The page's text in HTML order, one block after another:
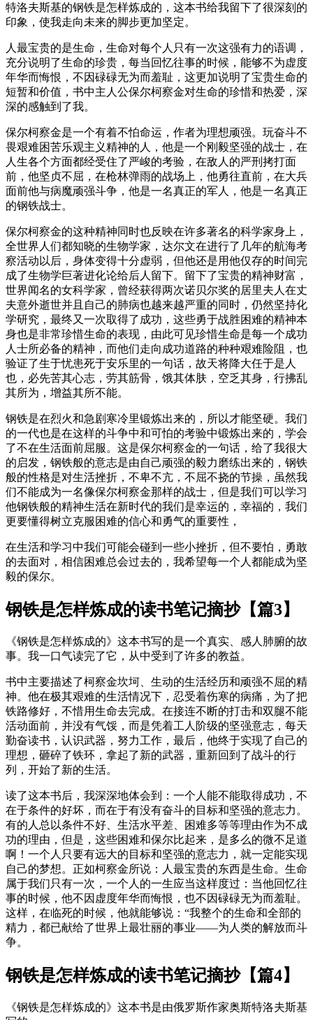
特洛夫斯基的钢铁是怎样炼成的，这本书给我留下了很深刻的
印象，使我走向未来的脚步更加坚定。
人最宝贵的是生命，生命对每个人只有一次这强有力的语调，
充分说明了生命的珍贵，每当回忆往事的时候，能够不为虚度
年华而悔恨，不因碌碌无为而羞耻，这更加说明了宝贵生命的
短暂和价值，书中主人公保尔柯察金对生命的珍惜和热爱，深
深的感触到了我。
保尔柯察金是一个有着不怕命运，作者为理想顽强。玩奋斗不
畏艰难困苦乐观主义精神的人，他是一个刚毅坚强的战士，在
人生各个方面都经受住了严峻的考验，在敌人的严刑拷打面
前，他坚贞不屈，在枪林弹雨的战场上，他勇往直前，在大兵
面前他与病魔顽强斗争，他是一名真正的军人，他是一名真正
的钢铁战士。
保尔柯察金的这种精神同时也反映在许多著名的科学家身上，
全世界人们都知晓的生物学家，达尔文在进行了几年的航海考
察活动以后，身体变得十分虚弱，但他还是用他仅存的时间完
成了生物学巨著进化论给后人留下。留下了宝贵的精神财富，
世界闻名的女科学家，曾经获得两次诺贝尔奖的居里夫人在丈
夫意外逝世并且自己的肺病也越来越严重的同时，仍然坚持化
学研究，最终又一次取得了成功，这些勇于战胜困难的精神本
身也是非常珍惜生命的表现，由此可见珍惜生命是每一个成功
人士所必备的精神，而他们走向成功道路的种种艰难险阻，也
验证了生于忧患死于安乐里的一句话，故天将降大任于是人
也，必先苦其心志，劳其筋骨，饿其体肤，空乏其身，行拂乱
其所为，增益其所不能。
钢铁是在烈火和急剧寒冷里锻炼出来的，所以才能坚硬。我们
的一代也是在这样的斗争中和可怕的考验中锻炼出来的，学会
了不在生活面前屈服。这是保尔柯察金的一句话，给了我很大
的启发，钢铁般的意志是由自己顽强的毅力磨练出来的，钢铁
般的性格是对生活挫折，不卑不亢，不屈不挠的节操，虽然我
们不能成为一名像保尔柯察金那样的战士，但是我们可以学习
他钢铁般的精神生活在新时代的我们是幸运的，幸福的，我们
更要懂得树立克服困难的信心和勇气的重要性，
在生活和学习中我们可能会碰到一些小挫折，但不要怕，勇敢
的去面对，相信困难总会过去的，我希望每一个人都能成为坚
毅的保尔。
钢铁是怎样炼成的读书笔记摘抄【篇3】
《钢铁是怎样炼成的》这本书写的是一个真实、感人肺腑的故
事。我一口气读完了它，从中受到了许多的教益。
书中主要描述了柯察金坎坷、生动的生活经历和顽强不屈的精
神。他在极其艰难的生活情况下，忍受着伤寒的病痛，为了把
铁路修好，不惜用生命去完成。在接连不断的打击和双腿不能
活动面前，并没有气馁，而是凭着工人阶级的坚强意志，每天
勤奋读书，认识武器，努力工作，最后，他终于实现了自己的
理想，砸碎了铁环，拿起了新的武器，重新回到了战斗的行
列，开始了新的生活。
读了这本书后，我深深地体会到：一个人能不能取得成功，不
在于条件的好坏，而在于有没有奋斗的目标和坚强的意志力。
有的人总以条件不好、生活水平差、困难多等等理由作为不成
功的理由，但是，这些困难和保尔比起来，是多么的微不足道
啊！一个人只要有远大的目标和坚强的意志力，就一定能实现
自己的梦想。正如柯察金所说：人最宝贵的东西是生命。生命
属于我们只有一次，一个人的一生应当这样度过：当他回忆往
事的时候，他不因虚度年华而悔恨，也不因碌碌无为而羞耻。
这样，在临死的时候，他就能够说：“我整个的生命和全部的
精力，都已献给了世界上最壮丽的事业——为人类的解放而斗
争。
钢铁是怎样炼成的读书笔记摘抄【篇4】
《钢铁是怎样炼成的》这本书是由俄罗斯作家奥斯特洛夫斯基